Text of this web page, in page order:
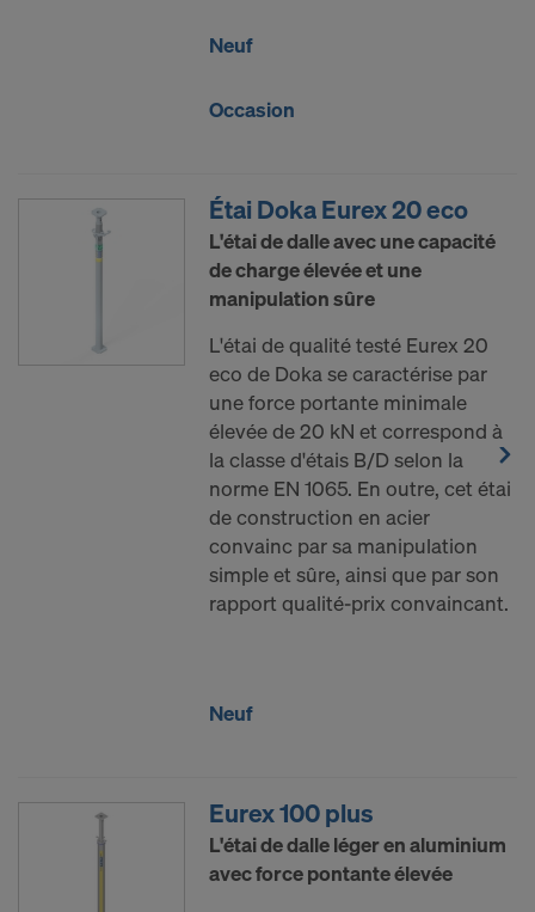
Neuf
Occasion
Étai Doka Eurex 20 eco
L'étai de dalle avec une capacité
de charge élevée et une
manipulation sûre
L'étai de qualité testé Eurex 20
eco de Doka se caractérise par
une force portante minimale
élevée de 20 kN et correspond à
la classe d'étais B/D selon la
norme EN 1065. En outre, cet étai
de construction en acier
convainc par sa manipulation
simple et sûre, ainsi que par son
rapport qualité-prix convaincant.
Neuf
Eurex 100 plus
L'étai de dalle léger en aluminium
avec force pontante élevée